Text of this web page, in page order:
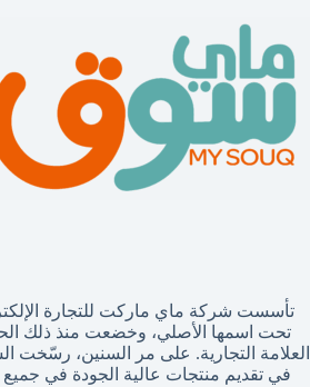
تحت اسمها الأصلي، وخضعت منذ ذلك
العلامة التجارية. على مر السنين، رسّخت
في تقديم منتجات عالية الجودة في جميع